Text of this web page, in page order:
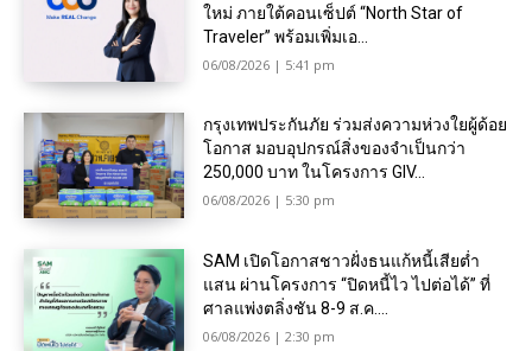
ใหม่ ภายใต้คอนเซ็ปต์ “North Star of
Traveler” พร้อมเพิ่มเอ...
06/08/2026 | 5:41 pm
กรุงเทพประกันภัย ร่วมส่งความห่วงใยผู้ด้อย
โอกาส มอบอุปกรณ์สิ่งของจำเป็นกว่า
250,000 บาท ในโครงการ GIV...
06/08/2026 | 5:30 pm
SAM เปิดโอกาสชาวฝั่งธนแก้หนี้เสียต่ำ
แสน ผ่านโครงการ “ปิดหนี้ไว ไปต่อได้” ที่
ศาลแพ่งตลิ่งชัน 8-9 ส.ค....
06/08/2026 | 2:30 pm